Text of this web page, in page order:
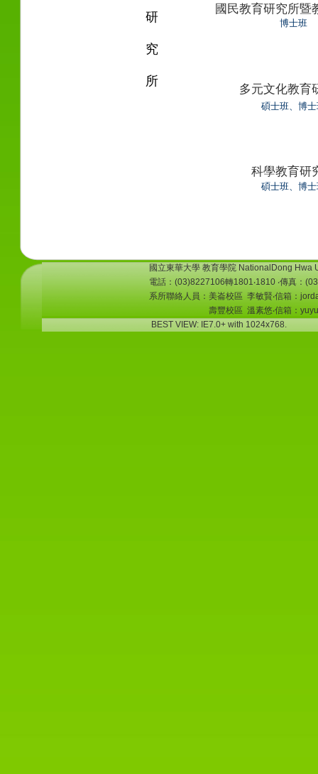
研
究
所
國民教育研究所暨
博士班
多元文化教育
碩士班、博士
科學教育研
碩士班、博士
國立東華大學 教育學院 NationalDong Hwa
電話：(03)8227106轉1801‧1810 ‧傳真：
系所聯絡人員：美崙校區 李敏賢‧信箱：
壽豐校區 溫素悠‧信箱：
BEST VIEW: IE7.0+ with 1024x768.